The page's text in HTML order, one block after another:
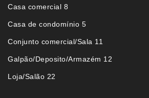
Casa comercial 8
Casa de condomínio 5
Conjunto comercial/Sala 11
Galpão/Deposito/Armazém 12
Loja/Salão 22